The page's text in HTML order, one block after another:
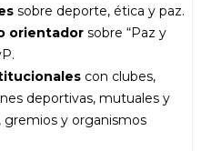
sobre deporte, ética y paz.
orientador sobre “Paz y
con clubes,
deportivas, mutuales y
gremios y organismos